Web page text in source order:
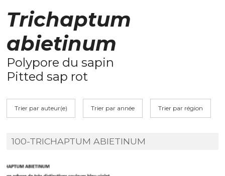
Trichaptum
abietinum
Polypore du sapin
Pitted sap rot
Trier par auteur(e) Trier par année Trier par région
100-TRICHAPTUM ABIETINUM